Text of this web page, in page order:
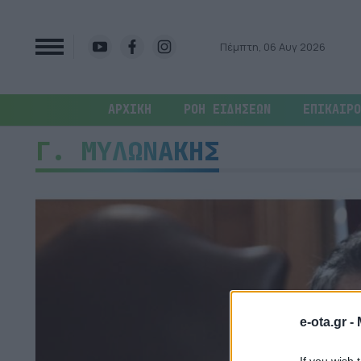
e-ota.gr -
Πέμπτη, 06 Αυγ 2026
ΑΡΧΙΚΗ ΡΟΗ ΕΙΔΗΣΕΩΝ
Γ. ΜΥΛΩΝΑΚΗΣ